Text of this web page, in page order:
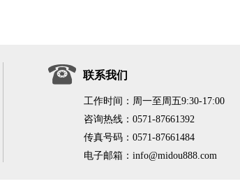
联系我们
工作时间：周一至周五9:30-17:00
咨询热线：0571-87661392
传真号码：0571-87661484
电子邮箱：info@midou888.com